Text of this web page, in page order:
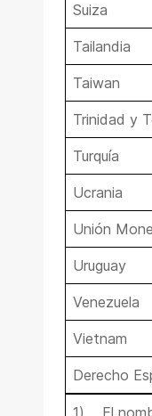
Suiza
Tailandia
Taiwan
Trinidad y
Turquía
Ucrania
Unión
Uruguay
Venezuela
Vietnam
Derecho